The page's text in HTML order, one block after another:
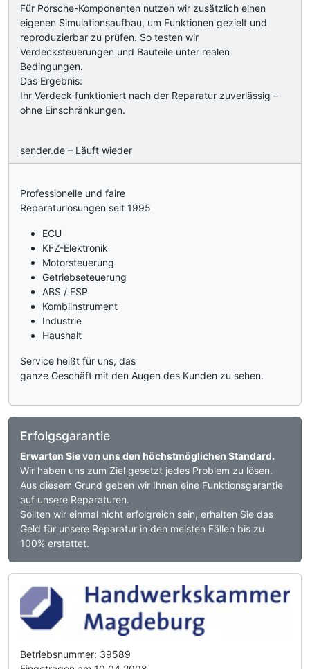
Für Porsche-Komponenten nutzen wir zusätzlich einen
eigenen Simulationsaufbau, um Funktionen gezielt und
reproduzierbar zu prüfen. So testen wir
Verdecksteuerungen und Bauteile unter realen
Bedingungen.
Das Ergebnis:
Ihr Verdeck funktioniert nach der Reparatur zuverlässig –
ohne Einschränkungen.
sender.de – Läuft wieder
Professionelle und faire
Reparaturlösungen seit 1995
ECU
KFZ-Elektronik
Motorsteuerung
Getriebseteuerung
ABS / ESP
Kombiinstrument
Industrie
Haushalt
Service heißt für uns, das
ganze Geschäft mit den Augen des Kunden zu sehen.
Erfolgsgarantie
Erwarten Sie von uns den höchstmöglichen Standard.
Wir haben uns zum Ziel gesetzt jedes Problem zu lösen.
Aus diesem Grund geben wir Ihnen eine Funktionsgarantie
auf unsere Reparaturen.
Sollten wir einmal nicht erfolgreich sein, erhalten Sie das
Geld für unsere Reparatur in den meisten Fällen bis zu
100% erstattet.
Betriebsnummer: 39589